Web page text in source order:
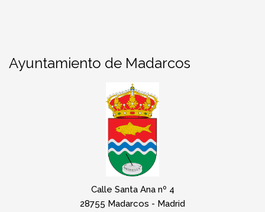
Ayuntamiento de Madarcos
Calle Santa Ana nº 4
28755 Madarcos - Madrid